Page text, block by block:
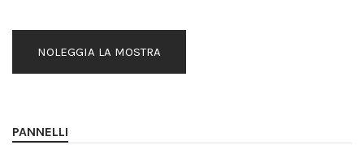
NOLEGGIA LA MOSTRA
PANNELLI